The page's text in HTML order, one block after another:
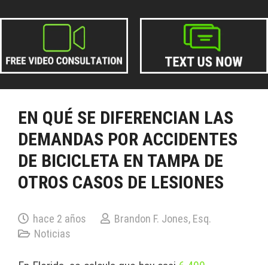
EN QUÉ SE DIFERENCIAN LAS
DEMANDAS POR ACCIDENTES
DE BICICLETA EN TAMPA DE
OTROS CASOS DE LESIONES
hace 2 años
Brandon F. Jones, Esq.
Noticias